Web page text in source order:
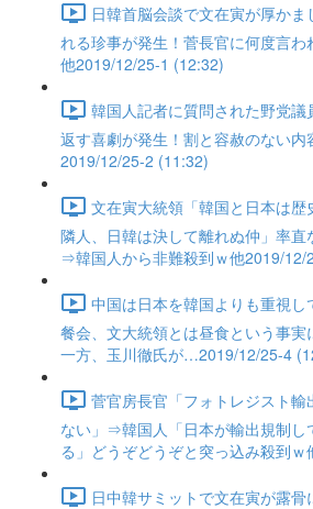
日韓首脳会談で文在寅が厚かま
れる珍事が発生！菅長官に何度言わ
他2019/12/25-1 (12:32)
韓国人記者に質問された野党
返す喜劇が発生！割と容赦のない内
2019/12/25-2 (11:32)
文在寅大統領「韓国と日本は
隣人、日韓は決して離れぬ仲」率直
⇒韓国人から非難殺到ｗ他2019/12/
中国は日本を韓国よりも重視し
餐会、文大統領とは昼食という事実
一方、玉川徹氏が…2019/12/25-4
菅官房長官「フォトレジスト
ない」⇒韓国人「日本が輸出規制し
る」どうぞどうぞと突っ込み殺到
日中韓サミットで文在寅が露骨